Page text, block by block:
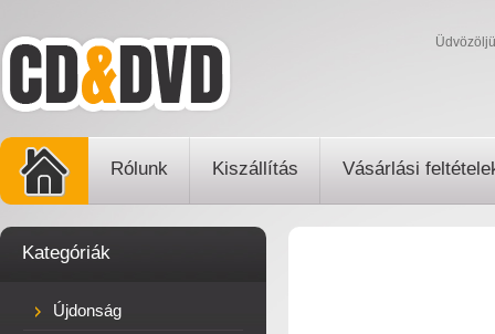
Rólunk Kiszállítás Vásárlási
Kategóriák
Újdonság